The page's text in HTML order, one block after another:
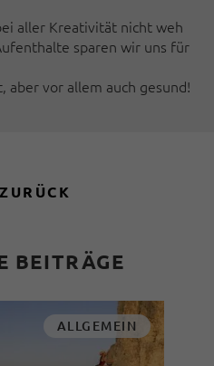
aller Kreativität nicht weh
sparen wir uns für
aber vor allem auch gesund!
ZURÜCK
BEITRÄGE
ALLGEMEIN